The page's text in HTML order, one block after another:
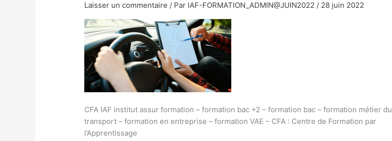
Laisser un commentaire / Par IAF-FORMATION_ADMIN@JUIN2022 / 28 juin 2022
CFA IAF institut assur formation – formation bac +2 – formation bac – formation métier du
transport – formation en entreprise – formation VAE – CFA : Centre de Formation par
l’Apprentissage